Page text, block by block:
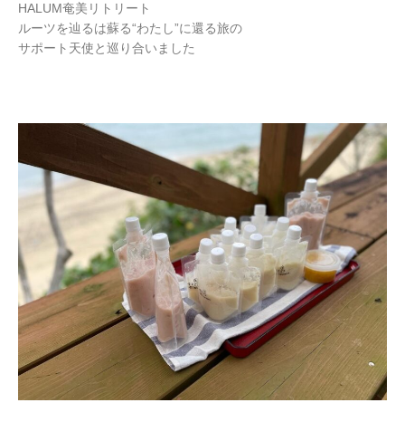
HALUM奄美リトリート
ルーツを辿るは蘇る“わたし”に還る旅の
サポート天使と巡り合いました